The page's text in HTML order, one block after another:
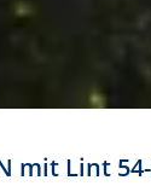
mit Lint